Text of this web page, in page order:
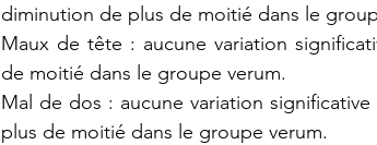
diminution de plus de moitié dans le
Maux de tête : aucune variation
de moitié dans le groupe verum.
Mal de dos : aucune variation
plus de moitié dans le groupe verum.